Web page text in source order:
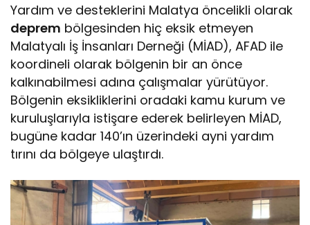
Yardım ve desteklerini Malatya öncelikli olarak
deprem bölgesinden hiç eksik etmeyen
Malatyalı İş İnsanları Derneği (MİAD), AFAD ile
koordineli olarak bölgenin bir an önce
kalkınabilmesi adına çalışmalar yürütüyor.
Bölgenin eksikliklerini oradaki kamu kurum ve
kuruluşlarıyla istişare ederek belirleyen MİAD,
bugüne kadar 140’ın üzerindeki ayni yardım
tırını da bölgeye ulaştırdı.